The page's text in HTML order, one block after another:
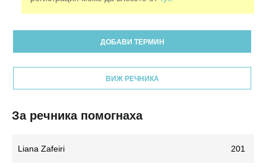
ДОБАВИ ТЕРМИН
ВИЖ РЕЧНИКА
За речника помогнаха
Liana Zafeiri 201